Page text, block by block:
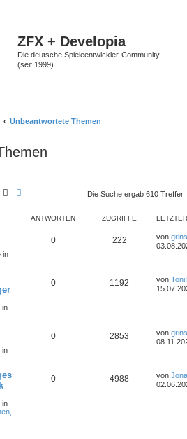
ZFX + Developia
Die deutsche Spieleentwickler-Community
(seit 1999).
Unbeantwortete Themen
SucheErweiterte SucheDie Suche ergab 610 Treffer
ANTWORTEN ZUGRIFFE
in
0 222 von
in
0 1192 von
in
0 2853 von
in
0 4988 von